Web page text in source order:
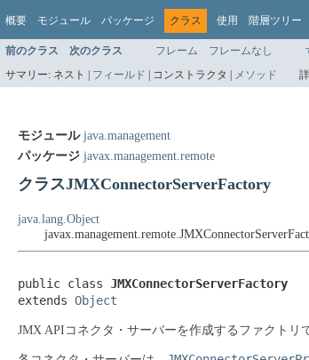
概要 モジュール パッケージ クラス 使用 階層ツリー
前のクラス 次のクラス フレーム フレームなし
サマリー: ネスト | フィールド | コンストラクタ | メソッド
モジュール java.management
パッケージ javax.management.remote
クラスJMXConnectorServerFactory
java.lang.Object
public class JMXConnectorServerFactory
extends Object
JMX APIコネクタ・サーバーを作成するファクトリ